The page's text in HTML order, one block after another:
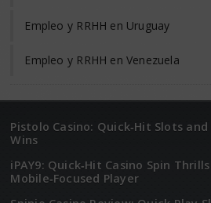
Empleo y RRHH en Uruguay
Empleo y RRHH en Venezuela
Pistolo Casino: Quick‑Hit Slots
Wins
iPAY9: Quick‑Hit Casino Spin
Mobile‑Focused Player